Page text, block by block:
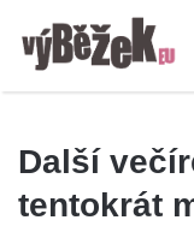
Další
tentokrát